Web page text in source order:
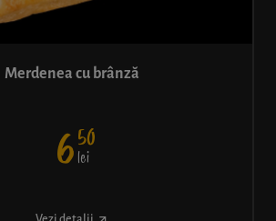
Merdenea cu brânză
650
lei